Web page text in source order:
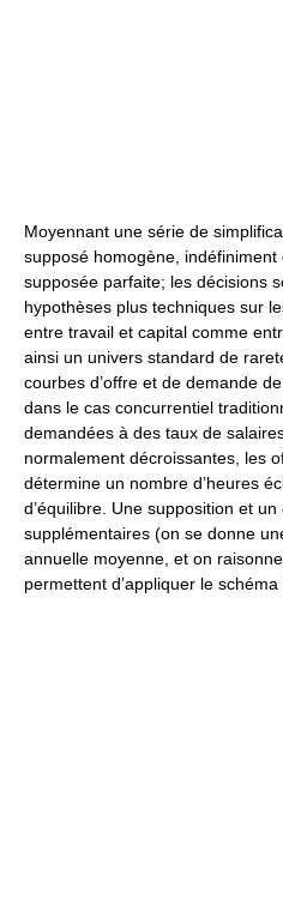
Moyennant une série de
supposé homogène, indéfiniment
supposée parfaite; les décisions
hypothèses plus techniques sur
entre travail et capital comme
ainsi un univers standard de
courbes d’offre et de demande
dans le cas concurrentiel
demandées à des taux de
normalement décroissantes, les
détermine un nombre d’heures
d’équilibre. Une supposition et
supplémentaires (on se donne
annuelle moyenne, et on
permettent d’appliquer le schéma